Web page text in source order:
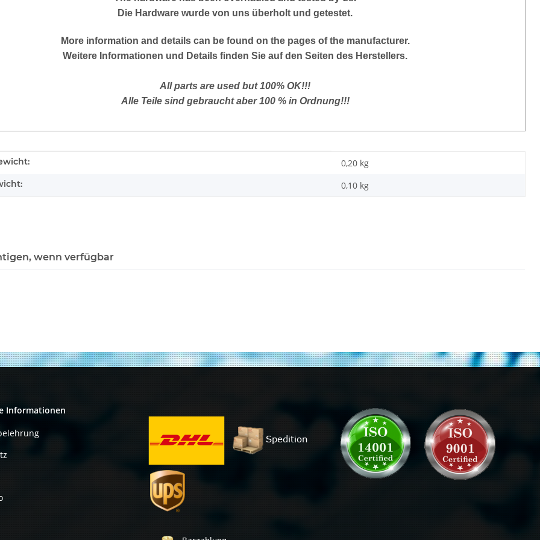
Die Hardware wurde von uns überholt und getestet.
Moreinformation and details can be found on the pages of the manufacturer.
Weitere Informationen und Details finden Sie auf den Seiten des Herstellers.
All parts are used but 100% OK!!!
Alle Teile sind gebraucht aber 100 % in Ordnung!!!
0,20 kg
0,10 kg
wenn verfügbar
Informationen